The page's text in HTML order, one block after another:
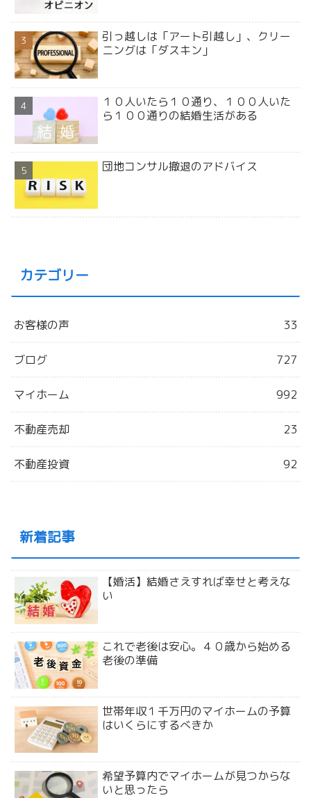
引っ越しは「アート引越し」、クリー
ニングは「ダスキン」
１０人いたら１０通り、１００人いた
ら１００通りの結婚生活がある
団地コンサル撤退のアドバイス
カテゴリー
お客様の声 33
ブログ 727
マイホーム 992
不動産売却 23
不動産投資 92
新着記事
【婚活】結婚さえすれば幸せと考えな
い
これで老後は安心。４０歳から始める
老後の準備
世帯年収１千万円のマイホームの予算
はいくらにするべきか
希望予算内でマイホームが見つからな
いと思ったら